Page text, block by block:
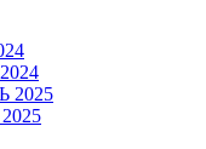
2025